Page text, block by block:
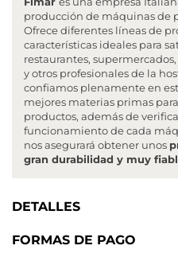
producción de máquinas de
Ofrece diferentes líneas de
características ideales para
restaurantes,
y otros profesionales de la
confiamos plenamente en
mejores materias primas
productos, además de
funcionamiento de cada
nos asegurará obtener unos
gran durabilidad y muy
DETALLES
FORMAS DE PAGO